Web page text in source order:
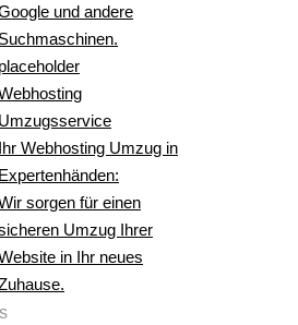
und andere
Suchmaschinen.
placeholder
Umzugsservice
Ihr Webhosting Umzug in
Expertenhänden:
sorgen für einen
Umzug Ihrer
in Ihr neues